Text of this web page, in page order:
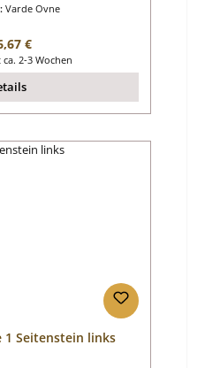
Varde Ovne
Preis:
€
2-3 Wochen
1 Seitenstein links